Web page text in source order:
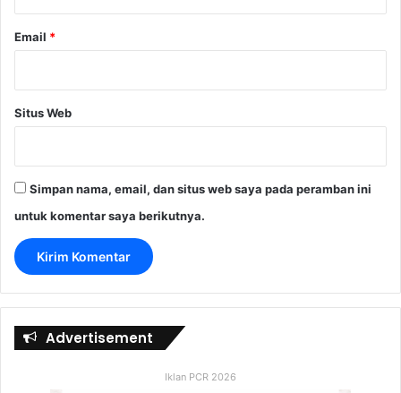
Email *
Situs Web
Simpan nama, email, dan situs web saya pada peramban ini
untuk komentar saya berikutnya.
Advertisement
Iklan PCR 2026